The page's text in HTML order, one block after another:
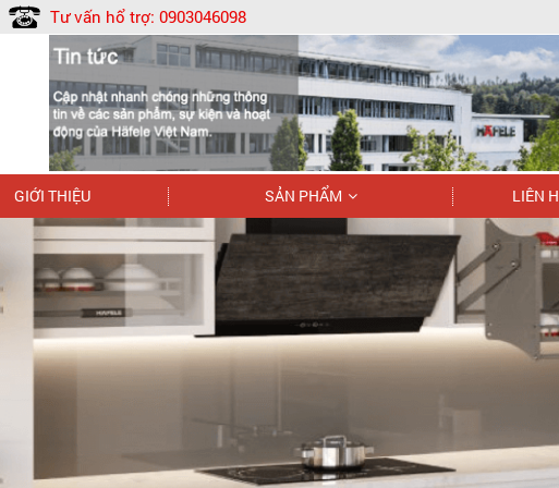
Tư vấn hổ trợ: 0903046098
GIỚI THIỆU SẢN PHẨM LIÊN